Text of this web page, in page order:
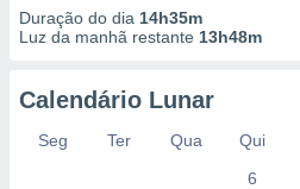
Duração do dia 14h35m
Luz da manhã restante 13h48m
Calendário Lunar
Seg Ter Qua Qui
6